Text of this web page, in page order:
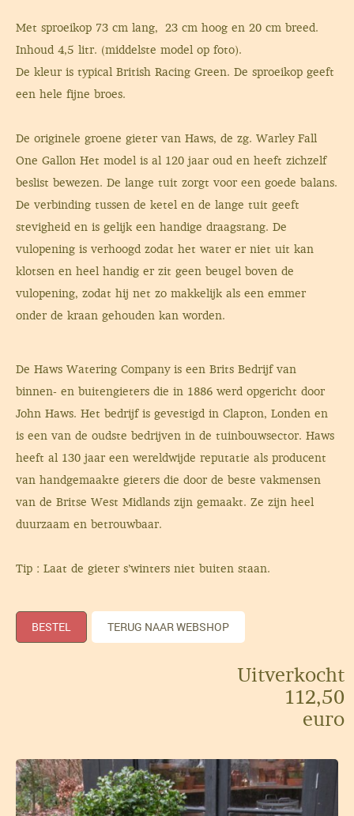
Met sproeikop 73 cm lang, 23 cm hoog en 20 cm breed.
Inhoud 4,5 litr. (middelste model op foto).
De kleur is typical British Racing Green. De sproeikop geeft
een hele fijne broes.
De originele groene gieter van Haws, de zg. Warley Fall
One Gallon Het model is al 120 jaar oud en heeft zichzelf
beslist bewezen. De lange tuit zorgt voor een goede balans.
De verbinding tussen de ketel en de lange tuit geeft
stevigheid en is gelijk een handige draagstang. De
vulopening is verhoogd zodat het water er niet uit kan
klotsen en heel handig er zit geen beugel boven de
vulopening, zodat hij net zo makkelijk als een emmer
onder de kraan gehouden kan worden.
De Haws Watering Company is een Brits Bedrijf van
binnen- en buitengieters die in 1886 werd opgericht door
John Haws. Het bedrijf is gevestigd in Clapton, Londen en
is een van de oudste bedrijven in de tuinbouwsector. Haws
heeft al 130 jaar een wereldwijde reputatie als producent
van handgemaakte gieters die door de beste vakmensen
van de Britse West Midlands zijn gemaakt. Ze zijn heel
duurzaam en betrouwbaar.
Tip : Laat de gieter s’winters niet buiten staan.
BESTEL TERUG NAAR WEBSHOP
Uitverkocht
112,50
euro